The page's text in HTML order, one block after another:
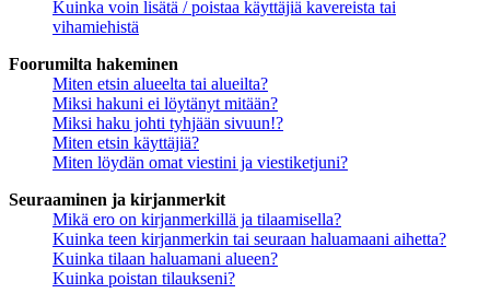
Kuinka voin lisätä / poistaa käyttäjiä kavereista tai
vihamiehistä
Foorumilta hakeminen
Miten etsin alueelta tai alueilta?
Miksi hakuni ei löytänyt mitään?
Miksi haku johti tyhjään sivuun!?
Miten etsin käyttäjiä?
Miten löydän omat viestini ja viestiketjuni?
Seuraaminen ja kirjanmerkit
Mikä ero on kirjanmerkillä ja tilaamisella?
Kuinka teen kirjanmerkin tai seuraan haluamaani aihetta?
Kuinka tilaan haluamani alueen?
Kuinka poistan tilaukseni?